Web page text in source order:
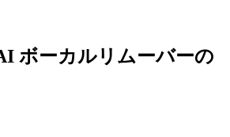
ボーカルリムーバーの